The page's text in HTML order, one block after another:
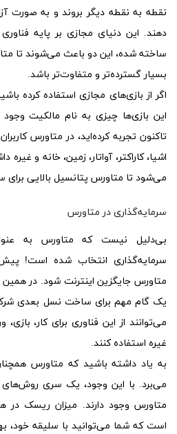
نقطه به نقطه دیگر بروند و به صورت
ساخته شده، این دو باعث می‌شوند تا
بسیار گسترده‌تر و متفاوت‌تر باشد.
اگر از بازی‌های مجازی استفاده کرده
این بازی‌ها چیزی به نام مالکیت وجود
تاکنون تجربه کرده‌اید، در متاورس
اشیا، کاراکتر، آواتار، زمین، خانه و
می‌شود تا متاورس پتانسیل بالایی برای
سرمایه‌گذاری در متاورس
بی‌دلیل نیست که متاورس به
سرمایه‌گذاری انتخاب شده است!
متاورس جایگزین اینترنت شود. در همین
یک گام مهم برای ساخت نسل بعدی
می‌توانند از این فناوری برای کار،
غیره استفاده کنند.
به یاد داشته باشید که متاورس
می‌برد. با این وجود، یک سری روش‌های
متاورس وجود دارند. میزان ریسک در
است که شما می‌توانید با سلیقه خود،